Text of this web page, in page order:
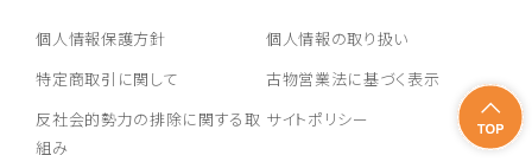
個人情報保護方針
個人情報の取り扱い
特定商取引に関して
古物営業法に基づく表示
反社会的勢力の排除に関する取
組み
サイトポリシー